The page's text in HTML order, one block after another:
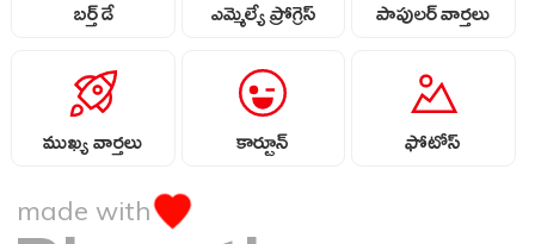
బర్త్ డే ఎమ్మెల్యే ప్రోగ్రెస్ పాపులర్ వార్తలు
ముఖ్య వార్తలు కార్టూన్ ఫోటోస్
made with